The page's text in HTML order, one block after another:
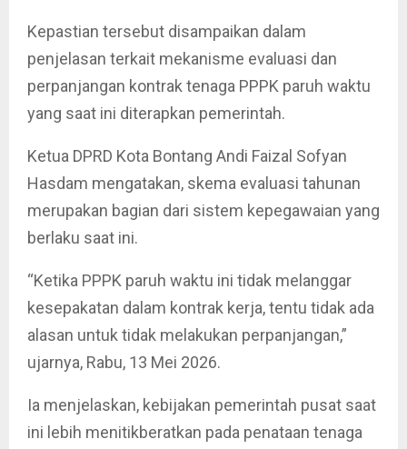
Kepastian tersebut disampaikan dalam
penjelasan terkait mekanisme evaluasi dan
perpanjangan kontrak tenaga PPPK paruh waktu
yang saat ini diterapkan pemerintah.
Ketua DPRD Kota Bontang Andi Faizal Sofyan
Hasdam mengatakan, skema evaluasi tahunan
merupakan bagian dari sistem kepegawaian yang
berlaku saat ini.
“Ketika PPPK paruh waktu ini tidak melanggar
kesepakatan dalam kontrak kerja, tentu tidak ada
alasan untuk tidak melakukan perpanjangan,”
ujarnya, Rabu, 13 Mei 2026.
Ia menjelaskan, kebijakan pemerintah pusat saat
ini lebih menitikberatkan pada penataan tenaga